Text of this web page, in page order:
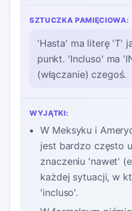
SZTUCZKA PAMIĘCIOWA:
'Hasta' ma literę 'T'
punkt. 'Incluso' ma
(włączanie) czegoś.
WYJĄTKI:
W Meksyku i
jest bardzo często
znaczeniu 'nawet'
każdej sytuacji, w
'incluso'.